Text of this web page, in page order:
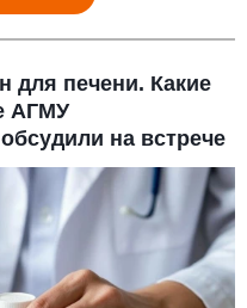
для печени. Какие
АГМУ
на встрече